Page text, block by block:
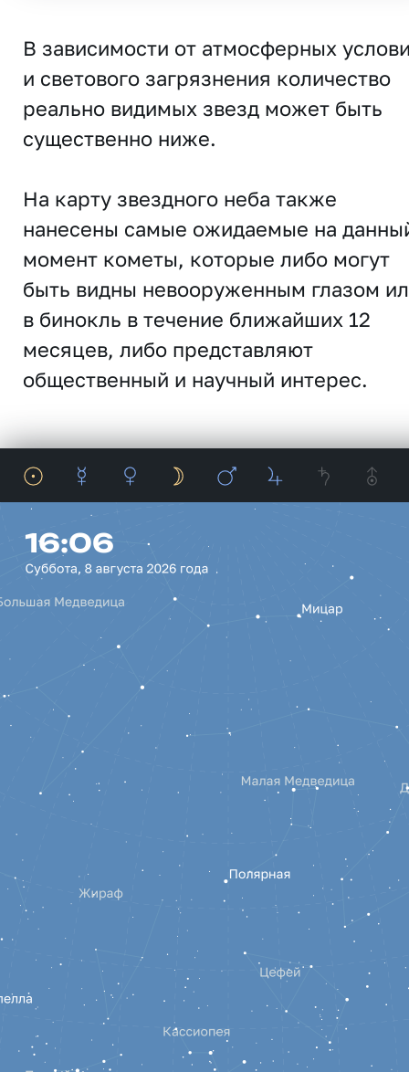
В зависимости от атмосферных
и светового загрязнения количество
реально видимых звезд может быть
существенно ниже.
На карту звездного неба также
нанесены самые ожидаемые на
момент кометы, которые либо могут
быть видны невооруженным глазом
в бинокль в течение ближайших 12
месяцев, либо представляют
общественный и научный интерес.